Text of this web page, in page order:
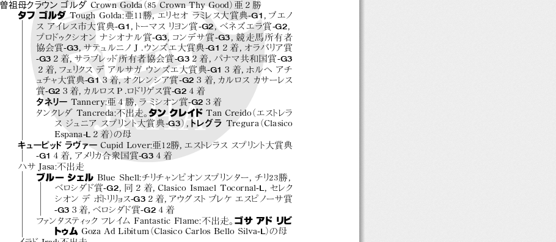
曽祖母クラウンゴルダ Crown Golda（85 Crown Thy Good）亜２勝
タフ ゴルダ Tough Golda：亜11勝，エリセオ ラミレス大賞典-G1 ，ブエノ
スアイレス市大賞典-G1 ，
トーマス リヨン賞-G2 ，ベネズエラ賞-G2，
プロドゥクシオン ナシオナル 賞 -G3，コン デ サ 賞 -G3，競走馬所有者
協会賞-G3，サテュルニノＪ.ウンズエ大賞典-G1 ２着，オラバリア賞
-G3 ２着，サラブレッド所有者協会賞-G3 ２着，パナマ共和国賞-G3
２着，フェリクスデ アルサガ ウンズエ大賞典-G1 ３着，ホルヘ アチ
ュチャ大賞典-G1３着，オクレンシア 賞 -G2 ３着，カルロス カサーレス
賞-G2 ３着，カルロスＰ.ロドリゲス賞 -G2 ４着
タネリー Tannery：亜４勝，ラミシオン賞-G2 ３着
タンクレダ Tancreda：不出走。タン クレイド Tan Creido（エストレラ
スジュニアスプリント大賞典-G3），
トレグラ Tregura（Clasico
Espana-L ２着）の母
キューピッドラヴァー Cupid Lover：亜12勝，エストレラス スプリント大賞典
-G1 ４着，アメリカ合衆国賞-G3 ４着
ハサ Jasa：不出走
ブルー シェル Blue Shell：チリチャンピオンスプリンター，チリ23勝，
ベロシダド賞-G2，同２着，Clasico Ismael Tocornal-L ，セレク
シオン デ ポトリリョス-G3 ２着，アウグストブレケエスピノーサ賞
-G3 ３着，ベロシダド賞-G2 ４着
ファンタスティックフレイム Fantastic Flame：不出走。ゴサ アドリビ
トゥム Goza Ad Libitum（Clasico Carlos Bello Silva-L ）の母